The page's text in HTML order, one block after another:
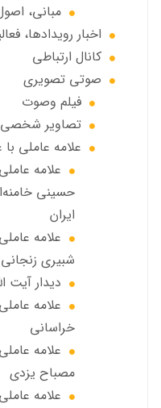
مبانی،
اخبار رويدادها،
كانال ارتباطي
صوتي تصويري
فیلم وصوت
تصاویر شخصی
علامه عاملي
علامه
حسینی
ایران
علامه
شبيري زنجاني
ديدار آيت
علامه
خراساني
علامه
مصباح يزدي
علامه